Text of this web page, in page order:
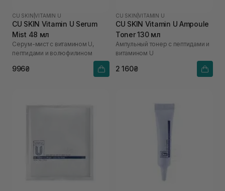
CU SKIN |VITAMIN U
CU SKIN Vitamin U Serum
Mist 48 мл
Серум-мист с витамином U,
пептидами и волюфилином
996₴
CU SKIN |VITAMIN U
CU SKIN Vitamin U Ampoule
Toner 130 мл
Ампульный тонер с пептидами и
витамином U
2 160₴